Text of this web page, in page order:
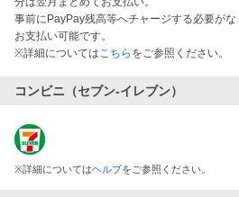
事前にPayPay残高等へチャージする必要が
お支払い可能です。
※詳細についてはこちら をご参照ください。
コンビニ（セブン-イレブン）
※詳細についてはヘルプをご参照ください。